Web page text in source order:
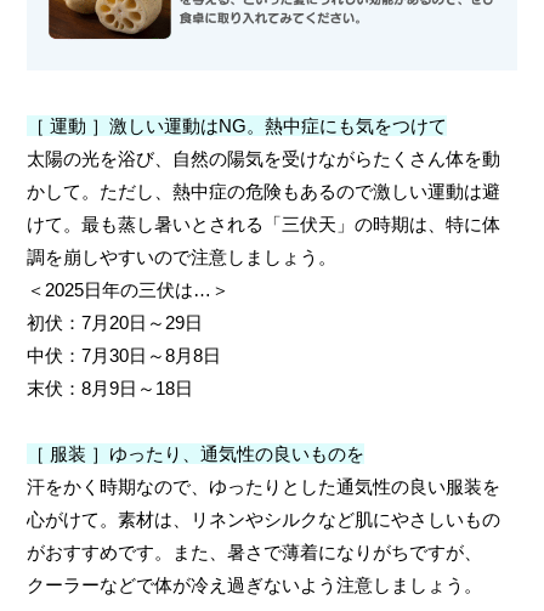
［ 運動 ］激しい運動はNG。熱中症にも気をつけて
太陽の光を浴び、自然の陽気を受けながらたくさん体を動
かして。ただし、熱中症の危険もあるので激しい運動は避
けて。最も蒸し暑いとされる「三伏天」の時期は、特に体
調を崩しやすいので注意しましょう。
＜2025日年の三伏は…＞
初伏：7月20日～29日
中伏：7月30日～8月8日
末伏：8月9日～18日
［ 服装 ］ゆったり、通気性の良いものを
汗をかく時期なので、ゆったりとした通気性の良い服装を
心がけて。素材は、リネンやシルクなど肌にやさしいもの
がおすすめです。また、暑さで薄着になりがちですが、
クーラーなどで体が冷え過ぎないよう注意しましょう。